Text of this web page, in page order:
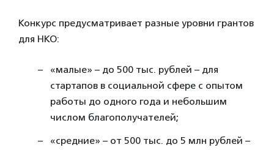
Конкурс предусматривает разные уровни грантов
для НКО:
«малые» – до 500 тыс. рублей – для
стартапов в социальной сфере с опытом
работы до одного года и небольшим
числом благополучателей;
«средние» – от 500 тыс. до 5 млн рублей –